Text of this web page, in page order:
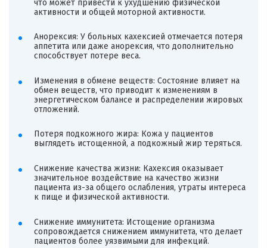
что может привести к ухудшению физической
активности и общей моторной активности.
Анорексия: У больных кахексией отмечается потеря
аппетита или даже анорексия, что дополнительно
способствует потере веса.
Изменения в обмене веществ: Состояние влияет на
обмен веществ, что приводит к изменениям в
энергетическом балансе и распределении жировых
отложений.
Потеря подкожного жира: Кожа у пациентов
выглядеть истощенной, а подкожный жир теряться.
Снижение качества жизни: Кахексия оказывает
значительное воздействие на качество жизни
пациента из-за общего ослабления, утраты интереса
к пище и физической активности.
Снижение иммунитета: Истощение организма
сопровождается снижением иммунитета, что делает
пациентов более уязвимыми для инфекций.